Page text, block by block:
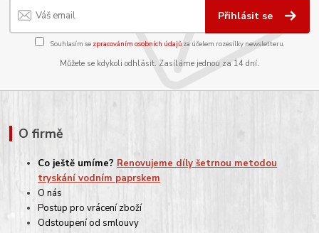
Přihlásit se
Souhlasím se zpracováním osobních údajůza účelem rozesílky newsletteru.
Můžete se kdykoli odhlásit. Zasíláme jednou za 14 dní.
O firmě
Co ještě umíme? Renovujeme díly šetrnou metodou
tryskání vodním paprskem
O nás
Postup pro vrácení zboží
Odstoupení od smlouvy